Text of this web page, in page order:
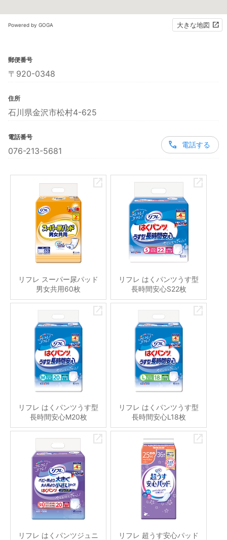
Powered by GOGA 大きな地図
郵便番号
〒920-0348
住所
石川県金沢市松村4-625
電話番号
076-213-5681
電話する
リフレ スーパー尿パッド
男女共用60枚
リフレ はくパンツうす型
長時間安心S22枚
リフレ はくパンツうす型
長時間安心M20枚
リフレ はくパンツうす型
長時間安心L18枚
リフレ はくパンツジュニ
リフレ 超うす安心パッド